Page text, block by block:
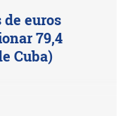
euros
79,4
Cuba)